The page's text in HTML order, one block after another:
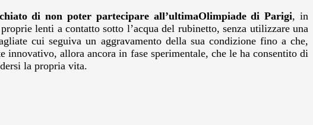
di non poter partecipare all’ultimaOlimpiade di Parigi, in
lenti a contatto sotto l’acqua del rubinetto, senza utilizzare una
cui seguiva un aggravamento della sua condizione fino a che,
innovativo, allora ancora in fase sperimentale, che le ha consentito di
la propria vita.